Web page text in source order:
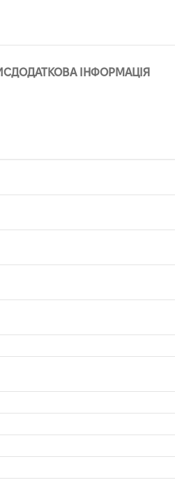
ДОДАТКОВА ІНФОРМАЦІЯ